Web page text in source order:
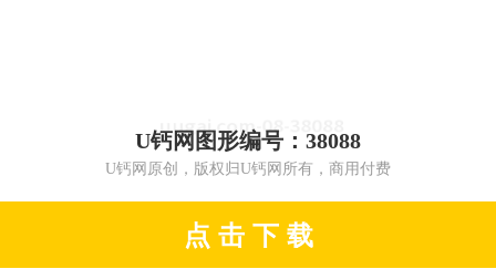
U钙网图形编号：38088
U钙网原创，版权归U钙网所有，商用付费
点 击 下 载